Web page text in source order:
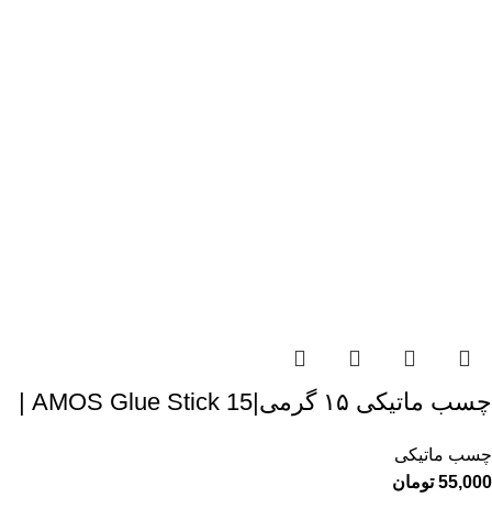
چسب ماتیکی ۱۵ گرمی|AMOS Glue Stick 15 |
چسب ماتیکی
55,000 تومان